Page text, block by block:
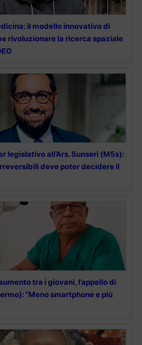
il modello innovativo di
rivoluzionare la ricerca spaziale
legislativo all’Ars. Sunseri (M5s):
deve poter decidere il
tra i giovani, l’appello di
“Meno smartphone e più